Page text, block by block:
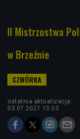
II Mistrzostwa
w Brzeźnie
ostatnia aktualizacja:
03.07.2021 15:03